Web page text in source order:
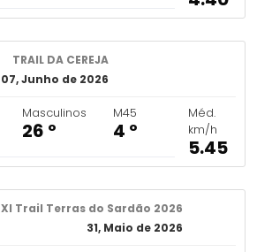
TRAIL DA CEREJA
07, Junho de 2026
Masculinos
26 º
M45
4 º
Méd.
km/h
5.45
XI Trail Terras do Sardão 2026
31, Maio de 2026